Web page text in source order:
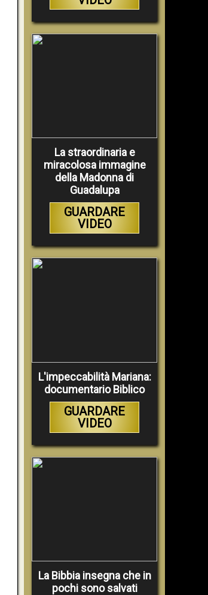
La straordinaria e
miracolosa immagine
della Madonna di
Guadalupa
GUARDARE
VIDEO
L'impeccabilità Mariana:
documentario Biblico
GUARDARE
VIDEO
La Bibbia insegna che in
pochi sono salvati